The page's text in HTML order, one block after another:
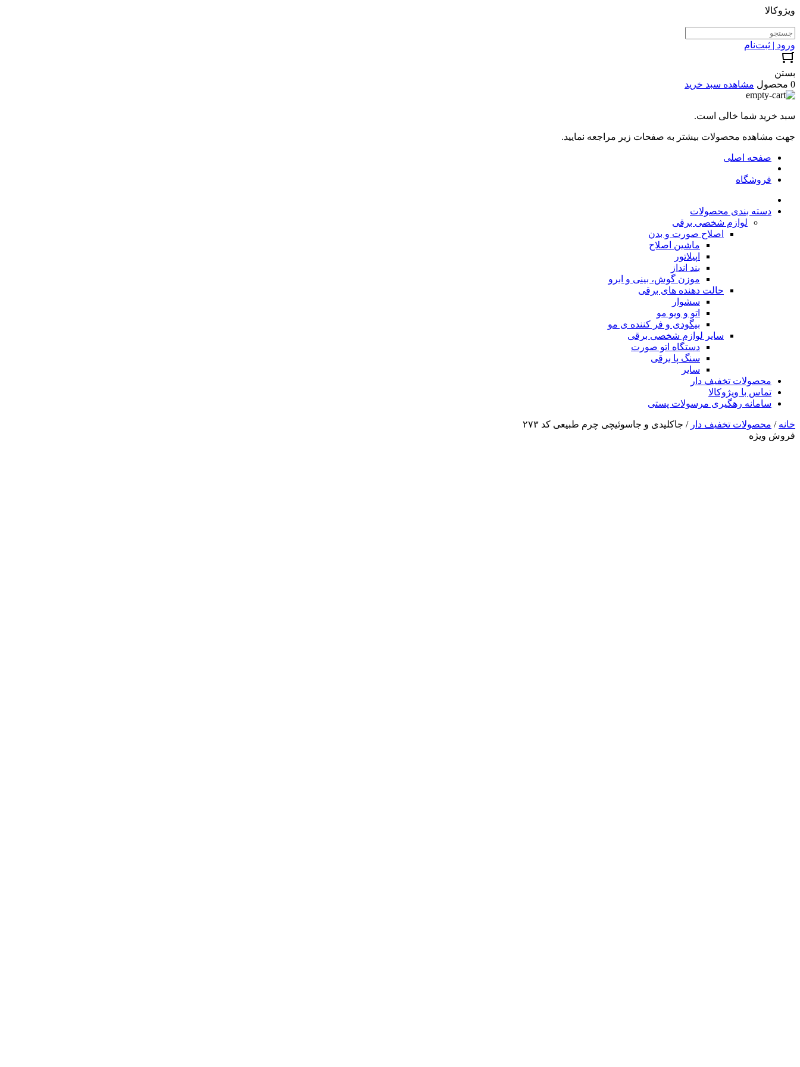
ویژوکالا
ورود | ثبت‌نام
بستن
0 محصول
مشاهده سبد خرید
سبد خرید شما خالی است.
جهت مشاهده محصولات بیشتر به صفحات زیر مراجعه نمایید.
صفحه اصلی
فروشگاه
دسته بندی محصولات
لوازم شخصی برقی
اصلاح صورت و بدن
ماشین اصلاح
اپیلاتور
بند انداز
موزن گوش، بینی و ابرو
حالت دهنده های برقی
سشوار
اتو و ویو مو
بیگودی و فر کننده ی مو
سایر لوازم شخصی برقی
دستگاه اتو صورت
سنگ پا برقی
سایر
محصولات تخفیف دار
تماس با ویژوکالا
سامانه رهگیری مرسولات پستی
خانه / محصولات تخفیف دار / جاکلیدی و جاسوئیچی چرم طبیعی کد ۲۷۳
فروش ویژه